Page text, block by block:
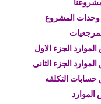
المشروع
الجزء الاول
الجزء الثانى
التكلفه